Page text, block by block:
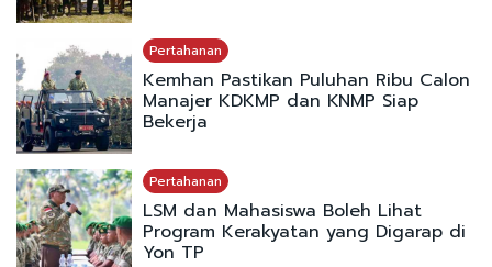
Pertahanan
Kemhan Pastikan Puluhan Ribu Calon
Manajer KDKMP dan KNMP Siap
Bekerja
Pertahanan
LSM dan Mahasiswa Boleh Lihat
Program Kerakyatan yang Digarap di
Yon TP